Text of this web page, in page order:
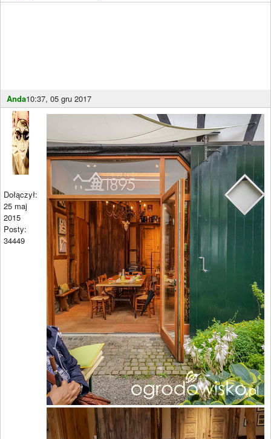
Anda10:37, 05 gru 2017
Dołączył:
25 maj
2015
Posty:
34449